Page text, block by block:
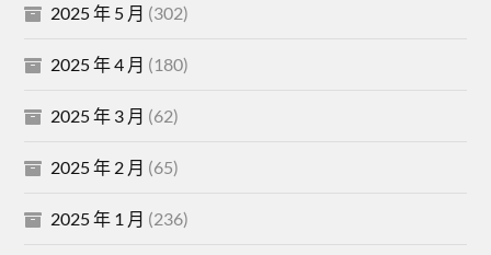
2025 年 5 月 (302)
2025 年 4 月 (180)
2025 年 3 月 (62)
2025 年 2 月 (65)
2025 年 1 月 (236)